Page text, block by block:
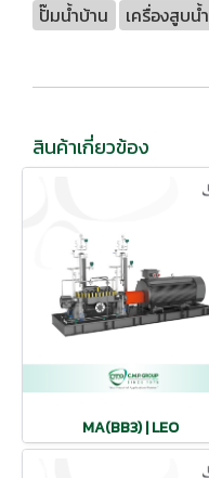
ปั๊มน้ำบ้าน
เครื่องสูบน้ำ
สินค้าเกี่ยวข้อง
MA(BB3) | LEO